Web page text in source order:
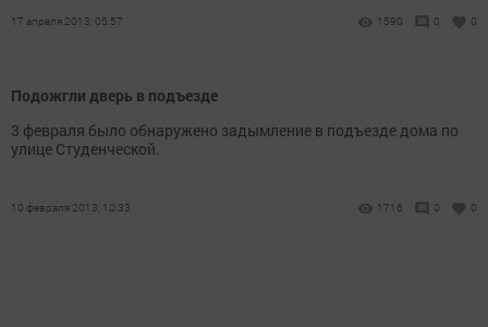
17 апреля 2013, 05:57 1590 0 0
Подожгли дверь в подъезде
3 февраля было обнаружено задымление в подъезде дома по
улице Студенческой.
10 февраля 2013, 10:33 1716 0 0